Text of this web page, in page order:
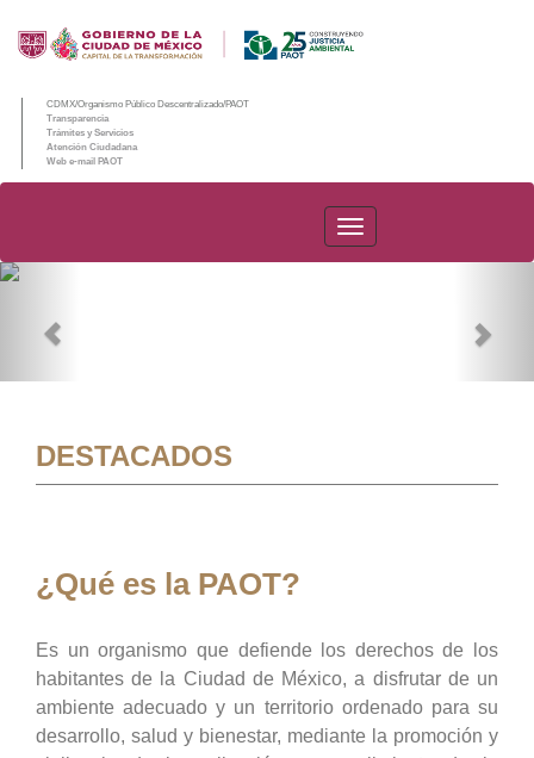
CDMX/Organismo Público Descentralizado/PAOT
Transparencia
Trámites y Servicios
Atención Ciudadana
Web e-mail PAOT
PAOT
DESTACADOS
¿Qué es la PAOT?
Es un organismo que defiende los derechos de los
habitantes de la Ciudad de México, a disfrutar de un
ambiente adecuado y un territorio ordenado para su
desarrollo, salud y bienestar, mediante la promoción y